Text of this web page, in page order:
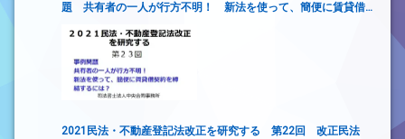
題 共有者の一人が行方不明！ 新法を使って、簡便に賃貸借
2021民法・不動産登記法改正を研究する 第22回 改正民法